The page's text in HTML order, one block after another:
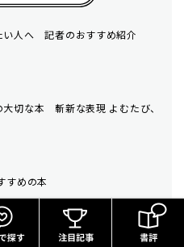
い人へ 記者のおすすめ紹介
切な本 斬新な表現 よむたび、
すめの本